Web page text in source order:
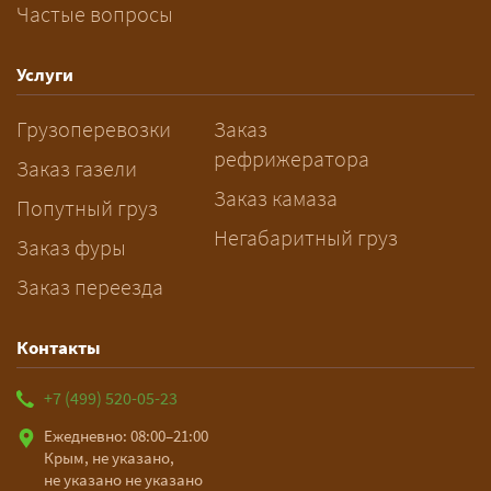
— Заранее: только оформление
рабочих дней. Оставьте заявку
заблаговременно — логист
рассчитает маршрут и запустит
подготовку документов.
Частые вопросы
Услуги
Грузоперевозки
Заказ газели
Попутный груз
Заказ фуры
Заказ переезда
Заказ
рефрижератора
Заказ камаза
Негабаритный груз
Контакты
+7 (499) 520-05-23
Ежедневно: 08:00–21:00
Крым, не указано,
не указано не указано